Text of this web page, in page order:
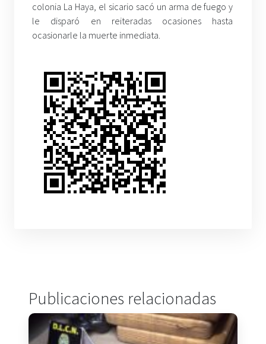
colonia La Haya, el sicario sacó un arma de fuego y
le disparó en reiteradas ocasiones hasta
ocasionarle la muerte inmediata.
Publicaciones relacionadas